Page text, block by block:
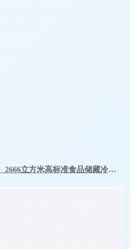
春发生物科技（宁夏）2666立方米高标准食品储藏冷库工程案例